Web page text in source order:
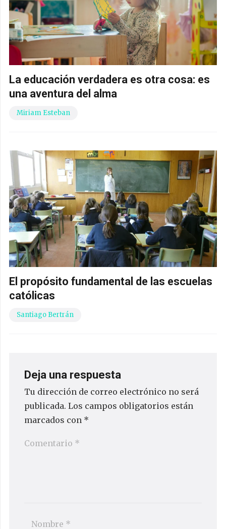
La educación verdadera es otra cosa: es
una aventura del alma
Miriam Esteban
El propósito fundamental de las escuelas
católicas
Santiago Bertrán
Deja una respuesta
Tu dirección de correo electrónico no será
publicada. Los campos obligatorios están
marcados con *